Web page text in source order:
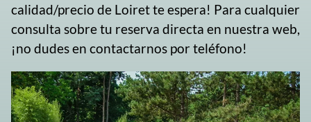
calidad/precio de Loiret te espera! Para cualquier
consulta sobre tu reserva directa en nuestra web,
¡no dudes en contactarnos por teléfono!